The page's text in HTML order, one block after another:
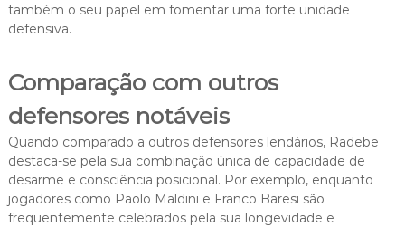
também o seu papel em fomentar uma forte unidade
defensiva.
Comparação com outros
defensores notáveis
Quando comparado a outros defensores lendários, Radebe
destaca-se pela sua combinação única de capacidade de
desarme e consciência posicional. Por exemplo, enquanto
jogadores como Paolo Maldini e Franco Baresi são
frequentemente celebrados pela sua longevidade e